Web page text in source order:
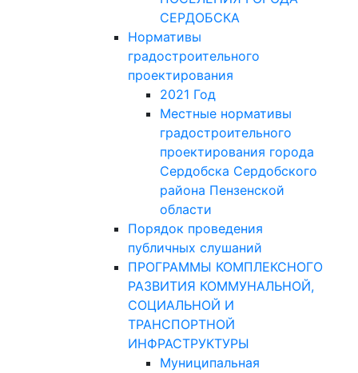
СЕРДОБСКА
Нормативы
градостроительного
проектирования
2021 Год
Местные нормативы
градостроительного
проектирования города
Сердобска Сердобского
района Пензенской
области
Порядок проведения
публичных слушаний
ПРОГРАММЫ КОМПЛЕКСНОГО
РАЗВИТИЯ КОММУНАЛЬНОЙ,
СОЦИАЛЬНОЙ И
ТРАНСПОРТНОЙ
ИНФРАСТРУКТУРЫ
Муниципальная